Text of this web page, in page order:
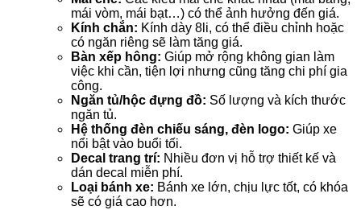
mái vòm, mái bạt…) có thể ảnh hưởng đến giá.
Kính chắn: Kính dày 8li, có thể điều chỉnh hoặc
có ngăn riêng sẽ làm tăng giá.
Bàn xếp hông: Giúp mở rộng không gian làm
việc khi cần, tiện lợi nhưng cũng tăng chi phí gia
công.
Ngăn tủ/hộc đựng đồ: Số lượng và kích thước
ngăn tủ.
Hệ thống đèn chiếu sáng, đèn logo: Giúp xe
nổi bật vào buổi tối.
Decal trang trí: Nhiều đơn vị hỗ trợ thiết kế và
dán decal miễn phí.
Loại bánh xe: Bánh xe lớn, chịu lực tốt, có khóa
sẽ có giá cao hơn.